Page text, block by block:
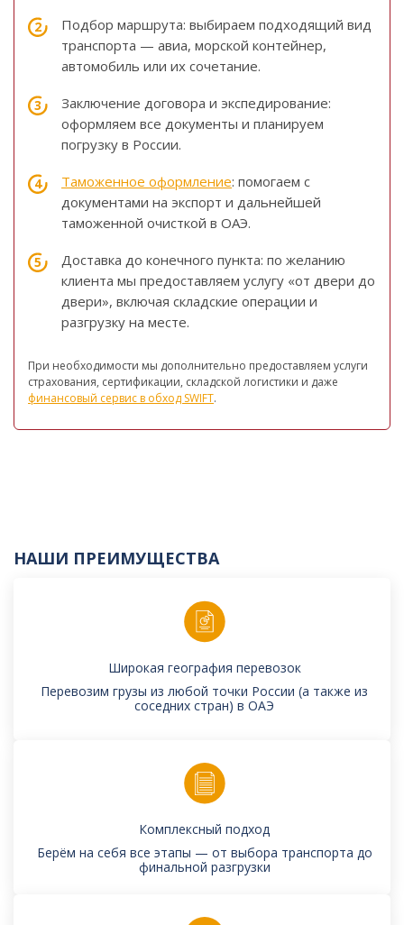
Подбор маршрута: выбираем подходящий вид
транспорта — авиа, морской контейнер,
автомобиль или их сочетание.
Заключение договора и экспедирование:
оформляем все документы и планируем
погрузку в России.
Таможенное оформление: помогаем с
документами на экспорт и дальнейшей
таможенной очисткой в ОАЭ.
Доставка до конечного пункта: по желанию
клиента мы предоставляем услугу «от двери до
двери», включая складские операции и
разгрузку на месте.
При необходимости мы дополнительно предоставляем услуги
страхования, сертификации, складской логистики и даже
финансовый сервис в обход SWIFT.
НАШИ ПРЕИМУЩЕСТВА
Широкая география перевозок
Перевозим грузы из любой точки России (а также из
соседних стран) в ОАЭ
Комплексный подход
Берём на себя все этапы — от выбора транспорта до
финальной разгрузки